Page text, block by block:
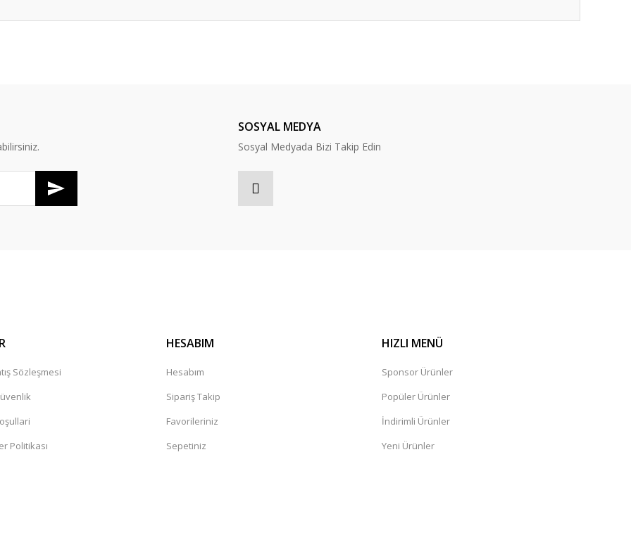
SOSYAL MEDYA
Sosyal Medyada Bizi Takip Edin
Sözleşmesi
Politikası
HESABIM
Hesabım
Sipariş Takip
Favorileriniz
Sepetiniz
HIZLI MENÜ
Sponsor Ürünler
Popüler Ürünler
İndirimli Ürünler
Yeni Ürünler